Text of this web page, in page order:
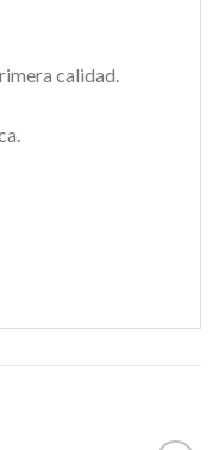
calidad.